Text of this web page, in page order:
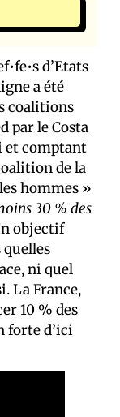
d’Etats
a été
coalitions
par le Costa
et comptant
de la
hommes »
30 % des
objectif
ni quel
La France,
10 % des
forte d’ici